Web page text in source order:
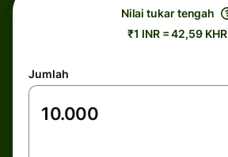
Nilai tukar tengah
₹1 INR = 42,59 KHR
Jumlah